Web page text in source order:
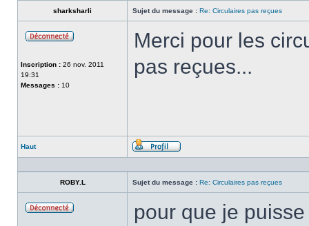
sharksharli Sujet du message : Re: Circulaires pas reçues
Inscription : 26 nov. 2011
19:31
Messages : 10
Merci pour les
pas reçues...
Haut
Profil
ROBY.L Sujet du message : Re: Circulaires pas reçues
pour que je